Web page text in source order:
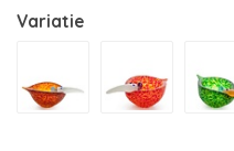
Variatie